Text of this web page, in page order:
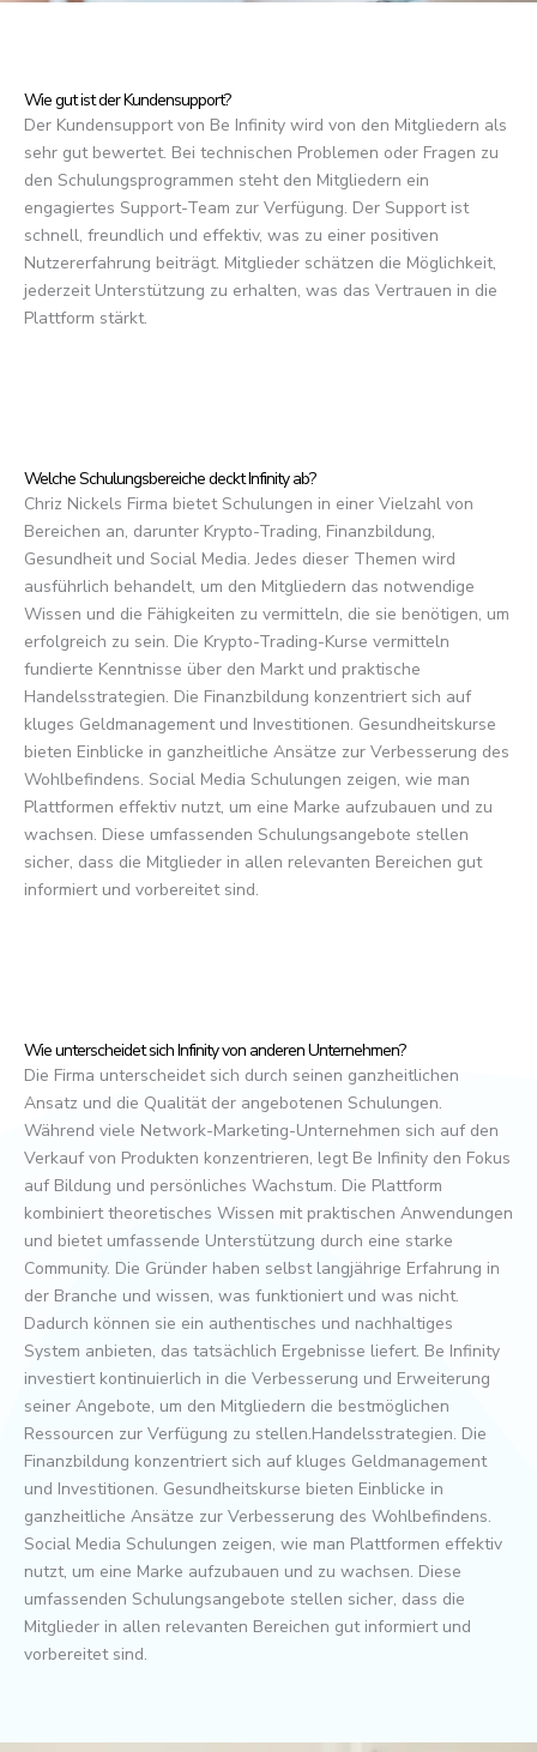
Wie gut ist der Kundensupport?
Der Kundensupport von Be Infinity wird von den Mitgliedern als
sehr gut bewertet. Bei technischen Problemen oder Fragen zu
den Schulungsprogrammen steht den Mitgliedern ein
engagiertes Support-Team zur Verfügung. Der Support ist
schnell, freundlich und effektiv, was zu einer positiven
Nutzererfahrung beiträgt. Mitglieder schätzen die Möglichkeit,
jederzeit Unterstützung zu erhalten, was das Vertrauen in die
Plattform stärkt.
Welche Schulungsbereiche deckt Infinity ab?
Chriz Nickels Firma bietet Schulungen in einer Vielzahl von
Bereichen an, darunter Krypto-Trading, Finanzbildung,
Gesundheit und Social Media. Jedes dieser Themen wird
ausführlich behandelt, um den Mitgliedern das notwendige
Wissen und die Fähigkeiten zu vermitteln, die sie benötigen, um
erfolgreich zu sein. Die Krypto-Trading-Kurse vermitteln
fundierte Kenntnisse über den Markt und praktische
Handelsstrategien. Die Finanzbildung konzentriert sich auf
kluges Geldmanagement und Investitionen. Gesundheitskurse
bieten Einblicke in ganzheitliche Ansätze zur Verbesserung des
Wohlbefindens. Social Media Schulungen zeigen, wie man
Plattformen effektiv nutzt, um eine Marke aufzubauen und zu
wachsen. Diese umfassenden Schulungsangebote stellen
sicher, dass die Mitglieder in allen relevanten Bereichen gut
informiert und vorbereitet sind.
Wie unterscheidet sich Infinity von anderen Unternehmen?
Die Firma unterscheidet sich durch seinen ganzheitlichen
Ansatz und die Qualität der angebotenen Schulungen.
Während viele Network-Marketing-Unternehmen sich auf den
Verkauf von Produkten konzentrieren, legt Be Infinity den Fokus
auf Bildung und persönliches Wachstum. Die Plattform
kombiniert theoretisches Wissen mit praktischen Anwendungen
und bietet umfassende Unterstützung durch eine starke
Community. Die Gründer haben selbst langjährige Erfahrung in
der Branche und wissen, was funktioniert und was nicht.
Dadurch können sie ein authentisches und nachhaltiges
System anbieten, das tatsächlich Ergebnisse liefert. Be Infinity
investiert kontinuierlich in die Verbesserung und Erweiterung
seiner Angebote, um den Mitgliedern die bestmöglichen
Ressourcen zur Verfügung zu stellen.Handelsstrategien. Die
Finanzbildung konzentriert sich auf kluges Geldmanagement
und Investitionen. Gesundheitskurse bieten Einblicke in
ganzheitliche Ansätze zur Verbesserung des Wohlbefindens.
Social Media Schulungen zeigen, wie man Plattformen effektiv
nutzt, um eine Marke aufzubauen und zu wachsen. Diese
umfassenden Schulungsangebote stellen sicher, dass die
Mitglieder in allen relevanten Bereichen gut informiert und
vorbereitet sind.